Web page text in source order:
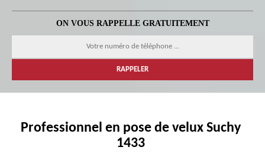
ON VOUS RAPPELLE GRATUITEMENT
Professionnel en pose de velux Suchy
1433